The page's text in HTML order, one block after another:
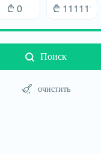
Поиск
очистить